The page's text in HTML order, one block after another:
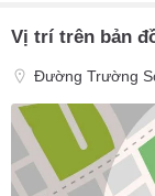
Vị trí trên bản
Đường Trường